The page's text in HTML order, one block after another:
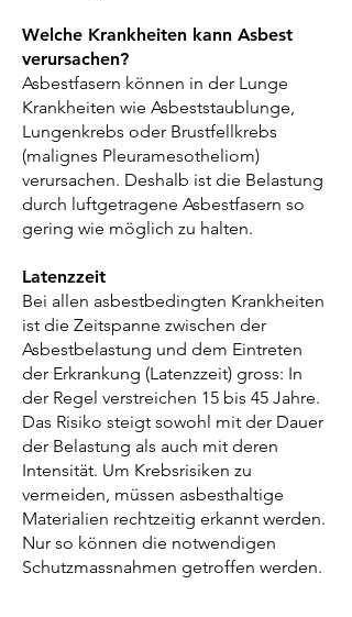
Welche Krankheiten kann Asbest
verursachen?
Asbestfasern können in der Lunge
Krankheiten wie Asbeststaublunge,
Lungenkrebs oder Brustfellkrebs
(malignes Pleuramesotheliom)
verursachen. Deshalb ist die Belastung
durch luftgetragene Asbestfasern so
gering wie möglich zu halten.
Latenzzeit
Bei allen asbestbedingten Krankheiten
ist die Zeitspanne zwischen der
Asbestbelastung und dem Eintreten
der Erkrankung (Latenzzeit) gross: In
der Regel verstreichen 15 bis 45 Jahre.
Das Risiko steigt sowohl mit der Dauer
der Belastung als auch mit deren
Intensität. Um Krebsrisiken zu
vermeiden, müssen asbesthaltige
Materialien rechtzeitig erkannt werden.
Nur so können die notwendigen
Schutzmassnahmen getroffen werden.